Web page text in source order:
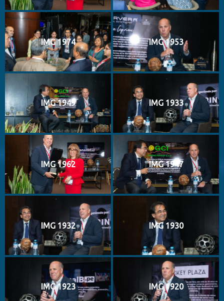
IMG 1974 IMG 1953
IMG 1949 IMG 1933
IMG 1962 IMG 1947
IMG 1932 IMG 1930
IMG 1923 IMG 1920